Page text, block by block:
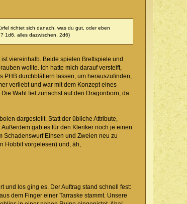
richtet sich danach, was du gut, oder eben
1d6, alles dazwischen, 2d6)
viereinhalb. Beide spielen Brettspiele und
wollte. Ich hatte mich darauf versteift,
PHB durchblättern lassen, um herauszufinden,
verliebt und war mit dem Konzept eines
Wahl fiel zunächst auf den Dragonborn, da
dargestellt. Statt der übliche Attribute,
Außerdem gab es für den Kleriker noch je einen
Schadenswurf Einsen und Zweien neu zu
Hobbit vorgelesen) und, äh,
und los ging es. Der Auftrag stand schnell fest:
dem Finger einer Tarraske stammt. Unsere